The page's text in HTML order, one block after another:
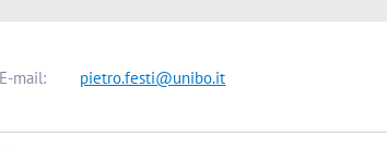
E-mail: pietro.festi@unibo.it